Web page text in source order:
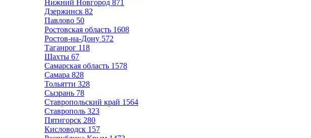
Нижний Новгород 871
Дзержинск 82
Павлово 50
Ростовская область 1608
Ростов-на-Дону 572
Таганрог 118
Шахты 67
Самарская область 1578
Самара 828
Тольятти 328
Сызрань 78
Ставропольский край 1564
Ставрополь 323
Пятигорск 280
Кисловодск 157